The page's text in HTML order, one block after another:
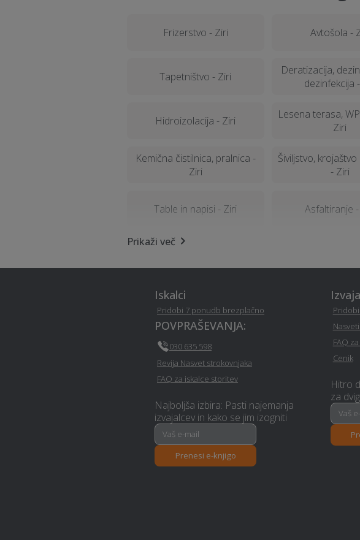
Frizerstvo - Ziri Avtošola -
Tapetništvo - Ziri
Deratizacija,
dezinfekcija
Hidroizolacija - Ziri
Lesena terasa,
Ziri
Kemična čistilnica, pralnica -
Ziri
Šiviljstvo,
- Ziri
Table in napisi - Ziri Asfaltiranje
Razrez cistern in čiščenje -
Računalništvo in IT storitve -
Izolacija -
Glasbena
Avtokozmetika - Ziri Zidarske
Montaža knaufa - Ziri
Slikopleskarstvo - Ziri Polaganje
Prikaži več
Iskalci
Pridobi 7 ponudb brezplačno
POVPRAŠEVANJA:
030 635 598
Revija Nasvet strokovnjaka
FAQ za iskalce storitev
Najboljša izbira: Pasti najemanja
izvajalcev in kako se jim izogniti
Prenesi e-knjigo
FAQ
Cenik
Hitro
za